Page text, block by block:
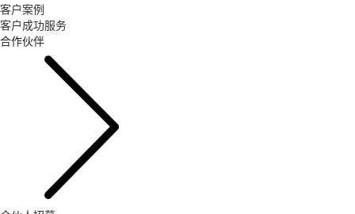
客户案例
客户成功服务
合作伙伴